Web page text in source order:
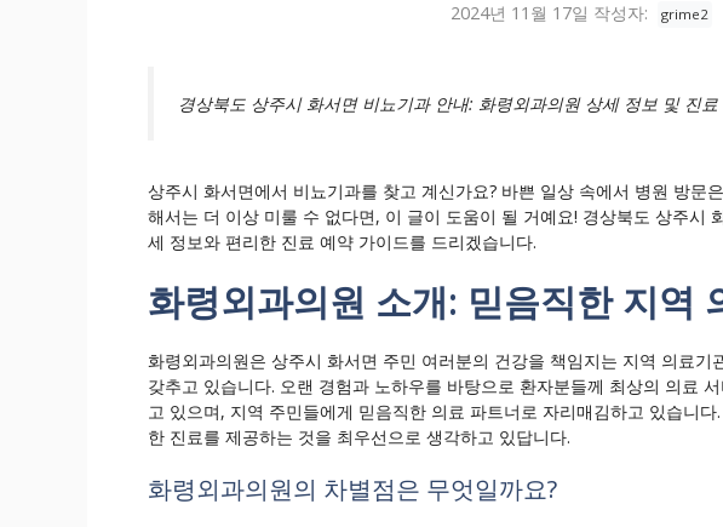
2024년 11월 17일 작성자: grime2
경상북도 상주시 화서면 비뇨기과 안내: 화령외과의원 상세 정보 및 진
상주시 화서면에서 비뇨기과를 찾고 계신가요? 바쁜 일상 속에서 병원 방문
해서는 더 이상 미룰 수 없다면, 이 글이 도움이 될 거예요! 경상북도 상주시
세 정보와 편리한 진료 예약 가이드를 드리겠습니다.
화령외과의원 소개: 믿음직한 지역
화령외과의원은 상주시 화서면 주민 여러분의 건강을 책임지는 지역 의료기
갖추고 있습니다. 오랜 경험과 노하우를 바탕으로 환자분들께 최상의 의료
고 있으며, 지역 주민들에게 믿음직한 의료 파트너로 자리매김하고 있습니
한 진료를 제공하는 것을 최우선으로 생각하고 있답니다.
화령외과의원의 차별점은 무엇일까요?